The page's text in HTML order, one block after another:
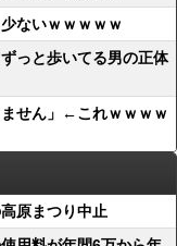
ないｗｗｗｗｗ
っと歩いてる男の正体
ません」←これｗｗｗｗ
原まつり中止